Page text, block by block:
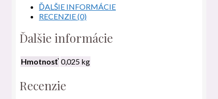
uzáverom
G18
ĎALŠIE INFORMÁCIE
RECENZIE (0)
Ďalšie informácie
Hmotnosť 0,025 kg
Recenzie